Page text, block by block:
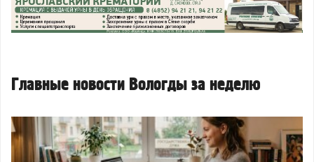
Главные новости Вологды за неделю